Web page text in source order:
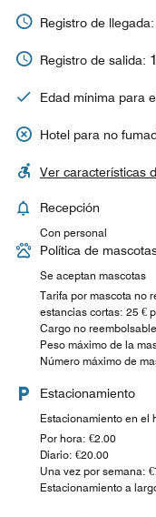
Registro de llegada:
Registro de salida:
Edad mínima para
Hotel para no
Ver características
Recepción
Con personal
Política de
Se aceptan mascotas
Tarifa por mascota no
estancias cortas: 25 €
Cargo no
Peso máximo de la
Número máximo de
Estacionamiento
Estacionamiento en el
Por hora: €2.00
Diario: €20.00
Una vez por semana:
Estacionamiento a